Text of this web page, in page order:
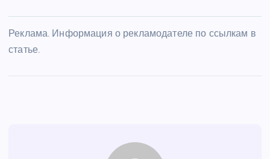
Реклама. Информация о рекламодателе по ссылкам в
статье.